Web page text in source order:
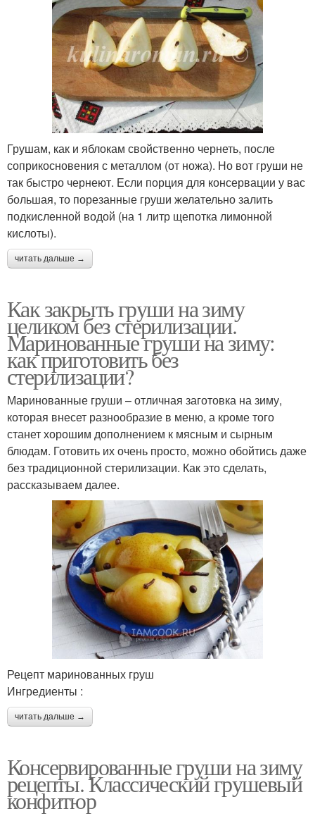
Грушам, как и яблокам свойственно чернеть, после
соприкосновения с металлом (от ножа). Но вот груши не
так быстро чернеют. Если порция для консервации у вас
большая, то порезанные груши желательно залить
подкисленной водой (на 1 литр щепотка лимонной
кислоты).
читать дальше →
Как закрыть груши на зиму
целиком без стерилизации.
Маринованные груши на зиму:
как приготовить без
стерилизации?
Маринованные груши – отличная заготовка на зиму,
которая внесет разнообразие в меню, а кроме того
станет хорошим дополнением к мясным и сырным
блюдам. Готовить их очень просто, можно обойтись даже
без традиционной стерилизации. Как это сделать,
рассказываем далее.
Рецепт маринованных груш
Ингредиенты :
читать дальше →
Консервированные груши на зиму
рецепты. Классический грушевый
конфитюр